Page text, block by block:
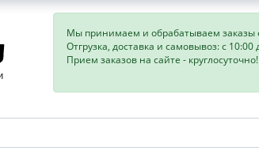
Мы принимаем и обрабатываем заказы
Отгрузка, доставка и самовывоз: с
Прием заказов на сайте - круглосуточно!